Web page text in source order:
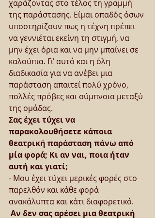
χαράζοντας στο τέλος τη γραμμή
της παράστασης. Είμαι οπαδός όσων
υποστηρίζουν πως η τέχνη πρέπει
να γεννιέται εκείνη τη στιγμή, να
μην έχει όρια και να μην μπαίνει σε
καλούπια. Γι’ αυτό και η όλη
διαδικασία για να ανέβει μια
παράσταση απαιτεί πολύ χρόνο,
πολλές πρόβες και σύμπνοια μεταξύ
της ομάδας.
Σας έχει τύχει να
παρακολουθήσετε κάποια
θεατρική παράσταση πάνω από
μία φορά; Κι αν ναι, ποια ήταν
αυτή και γιατί;
- Μου έχει τύχει μερικές φορές στο
παρελθόν και κάθε φορά
ανακάλυπτα και κάτι διαφορετικό.
Αν δεν σας αρέσει μια θεατρική